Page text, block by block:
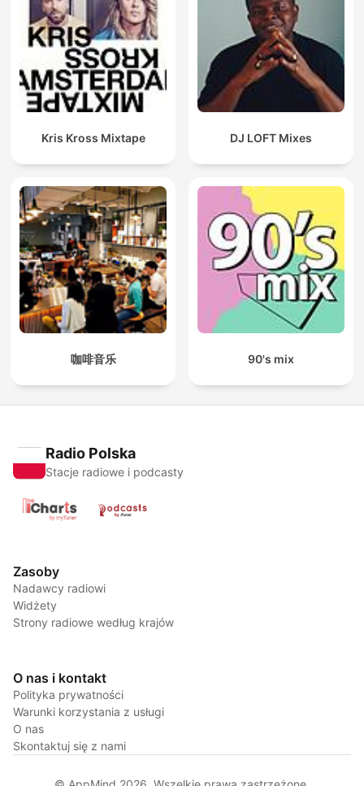
Kris Kross Mixtape DJ LOFT Mixes
咖啡音乐 90's mix
Radio Polska
Stacje radiowe i podcasty
Zasoby
Nadawcy radiowi
Widżety
Strony radiowe według krajów
O nas i kontakt
Polityka prywatności
Warunki korzystania z usługi
O nas
Skontaktuj się z nami